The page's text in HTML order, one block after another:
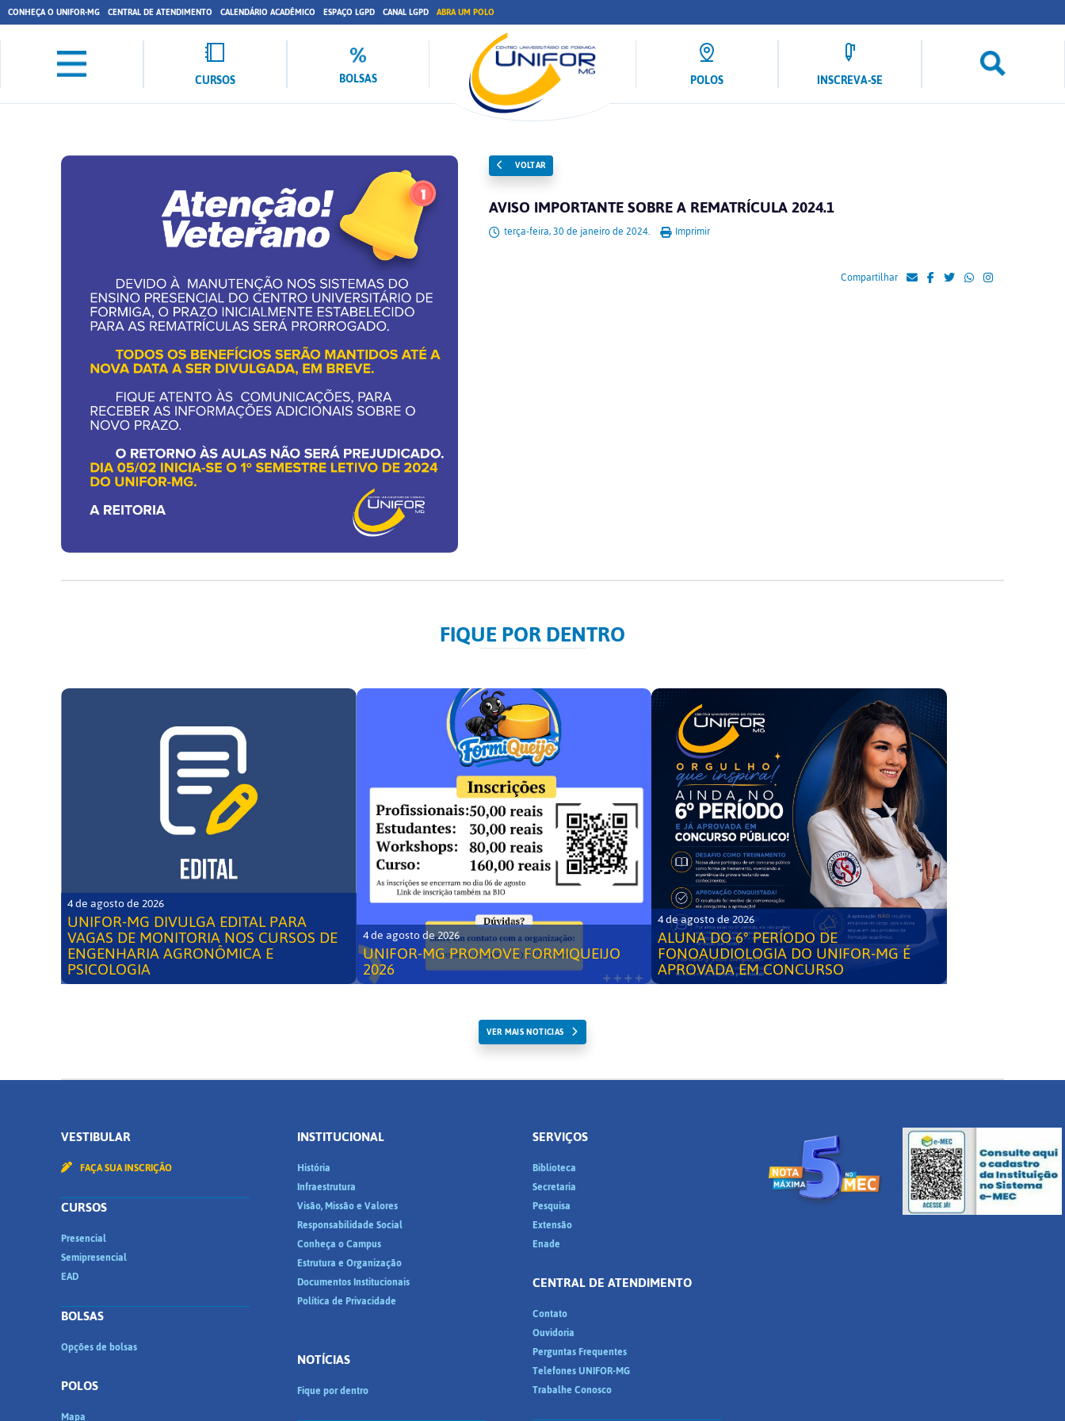
CONHEÇA O UNIFOR-MG CENTRAL DE ATENDIMENTO CALENDÁRIO ACADÊMICO ESPAÇO LGPD CANAL LGPD ABRA UM POLO
CURSOS BOLSAS POLOS INSCREVA-SE
VOLTAR
AVISO IMPORTANTE SOBRE A REMATRÍCULA 2024.1
terça-feira, 30 de janeiro de 2024. Imprimir
Compartilhar
FIQUE POR DENTRO
4 de agosto de 2026
UNIFOR-MG DIVULGA EDITAL PARA
VAGAS DE MONITORIA NOS CURSOS DE
ENGENHARIA AGRONÔMICA E
PSICOLOGIA
4 de agosto de 2026
UNIFOR-MG PROMOVE FORMIQUEIJO
2026
4 de agosto de 2026
ALUNA DO 6° PERÍODO DE
FONOAUDIOLOGIA DO UNIFOR-MG É
APROVADA EM CONCURSO
VER MAIS NOTICIAS
VESTIBULAR
FAÇA SUA INSCRIÇÃO
CURSOS
Presencial
Semipresencial
EAD
BOLSAS
Opções de bolsas
POLOS
Mapa
INSTITUCIONAL
História
Infraestrutura
Visão, Missão e Valores
Responsabilidade Social
Conheça o Campus
Estrutura e Organização
Documentos Institucionais
Política de Privacidade
NOTÍCIAS
Fique por dentro
SERVIÇOS
Biblioteca
Secretaria
Pesquisa
Extensão
Enade
CENTRAL DE ATENDIMENTO
Contato
Ouvidoria
Perguntas Frequentes
Telefones UNIFOR-MG
Trabalhe Conosco